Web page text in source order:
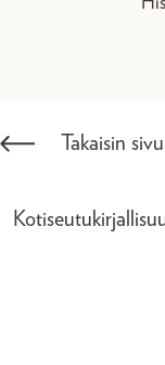
Takaisin